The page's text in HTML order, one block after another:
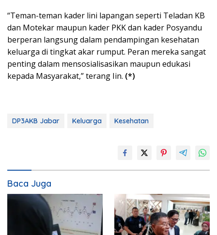
“Teman-teman kader lini lapangan seperti Teladan KB
dan Motekar maupun kader PKK dan kader Posyandu
berperan langsung dalam pendampingan kesehatan
keluarga di tingkat akar rumput. Peran mereka sangat
penting dalam mensosialisasikan maupun edukasi
kepada Masyarakat,” terang Iin. (*)
DP3AKB Jabar Keluarga Kesehatan
Baca Juga